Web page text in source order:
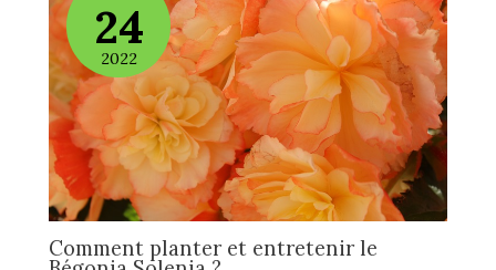
24
2022
Comment planter et entretenir le